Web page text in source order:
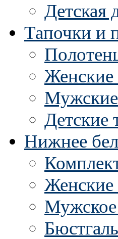
Детская
Тапочки и
Женские
Детские
Нижнее
Женские
Мужское